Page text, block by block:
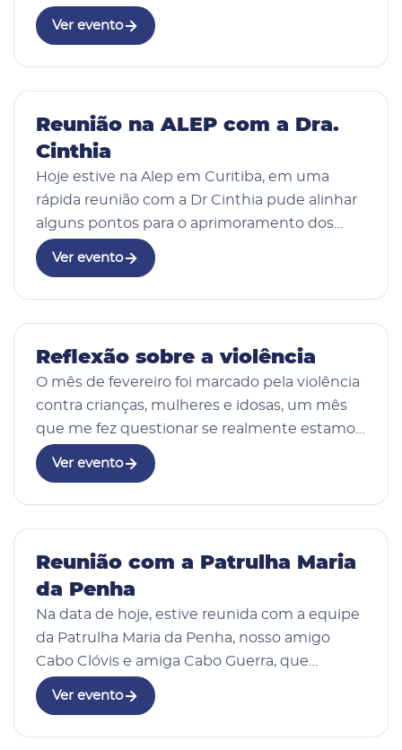
escolas municipais uma Palestra com a
Patrulha que atende ao nosso Município,
Ver evento
05 Mar 2026
Reunião na ALEP com a Dra.
Cinthia
Hoje estive na Alep em Curitiba, em uma
rápida reunião com a Dr Cinthia pude alinhar
alguns pontos para o aprimoramento dos
nossos atendimentos em Mauá da Serra.
Ver evento
02 Mar 2026
Reflexão sobre a violência
O mês de fevereiro foi marcado pela violência
contra crianças, mulheres e idosas, um mês
que me fez questionar se realmente estamos
evoluindo como sociedade. Até quando
sofreremos? #feminismo
Ver evento
20 Fev 2026
Reunião com a Patrulha Maria
da Penha
Na data de hoje, estive reunida com a equipe
da Patrulha Maria da Penha, nosso amigo
Cabo Clóvis e amiga Cabo Guerra, que
atualmente atuam em 12 municípios da
região, incluindo Mauá da Serra. O encontro
Ver evento